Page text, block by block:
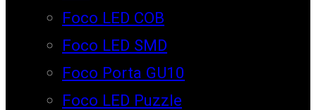
Foco LED COB
Foco LED SMD
Foco Porta GU10
Foco LED Puzzle